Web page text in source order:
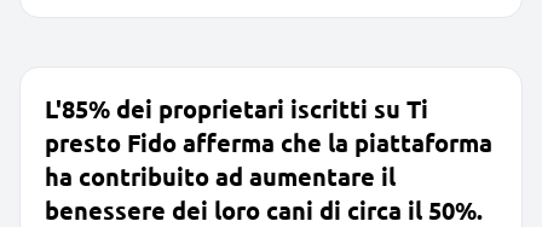
L'85% dei proprietari iscritti su Ti
presto Fido afferma che la piattaforma
ha contribuito ad aumentare il
benessere dei loro cani di circa il 50%.